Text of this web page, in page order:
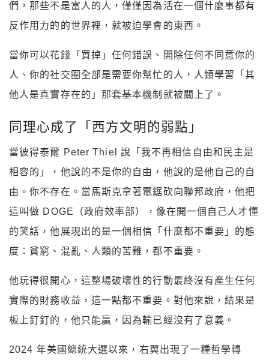
們，那些不是富人的人，僅僅因為活在一個什麼事都有
反作用力的的世界裡，就被迫學會的東西。
當你可以花錢「買掉」任何錯誤、開除任何不同意你的
人、你的社交圈全部是需要你幫忙的人，人類學習「其
他人是真實存在的」那套基本機制就被關上了。
同理心成了「西方文明的弱點」
當彼得泰爾 Peter Thiel 說「我不再相信自由和民主是
相容的」，他說的不是你的自由，他說的是他自己的自
由。你不存在。當馬斯克拿著電鋸砍向聯邦政府，他把
這叫做 DOGE（政府效率部），像在開一個自己人才懂
的笑話，他展現出的是一個相信「什麼都不重要」的態
度：貧窮、混亂、人類的苦難，都不重要。
他玩得很開心，這整場破壞性的行動最終沒有產生任何
實際的財務收益，這一點都不重要。對他來說，結果是
板上釘釘的，他只能贏，因為輸已經沒有了意義。
2024 年美國總統大選以來，右翼出現了一種哲學轉